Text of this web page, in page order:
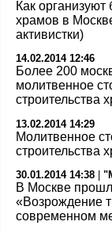
Как организуют
храмов в
активистки)
14.02.2014 12:46
Более 200
молитвенное
строительства
13.02.2014 14:29
Молитвенное
строительства
30.01.2014 14:38
В Москве
«Возрождение
современном